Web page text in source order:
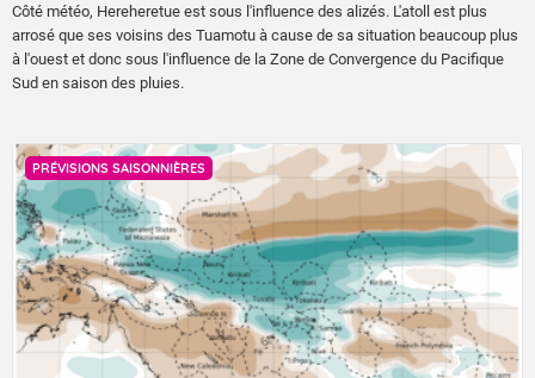
Côté météo, Hereheretue est sous l'influence des alizés. L'atoll est plus
arrosé que ses voisins des Tuamotu à cause de sa situation beaucoup plus
à l'ouest et donc sous l'influence de la Zone de Convergence du Pacifique
Sud en saison des pluies.
ACTUALITÉ